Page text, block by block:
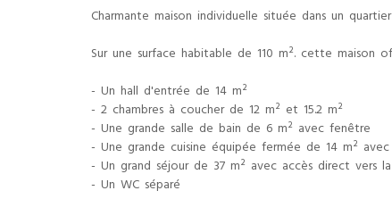
Charmante maison individuelle située dans un
Sur une surface habitable de 110 m². cette maison
- Un hall d'entrée de 14 m²
- 2 chambres à coucher de 12 m² et 15.2 m²
- Une grande salle de bain de 6 m² avec fenêtre
- Une grande cuisine équipée fermée de 14 m²
- Un grand séjour de 37 m² avec accès direct vers
- Un WC séparé